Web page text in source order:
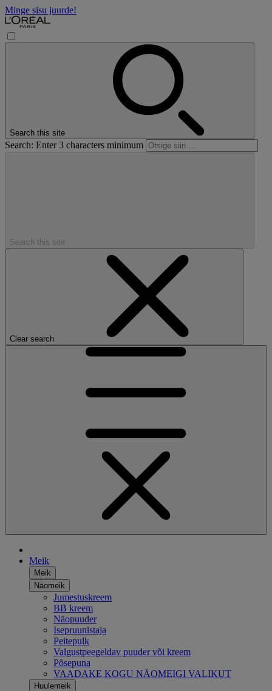
Minge sisu juurde!
Search this site
Search: Enter 3 characters minimum
Search this site
Clear search
Meik
Meik
Näomeik
Jumestuskreem
BB kreem
Näopuuder
Isepruunistaja
Peitepulk
Valgustpeegeldav puuder või kreem
Põsepuna
VAADAKE KOGU NÄOMEIGI VALIKUT
Huulemeik